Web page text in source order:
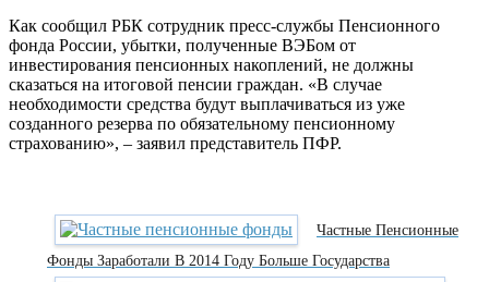
Как сообщил РБК сотрудник пресс-службы Пенсионного
фонда России, убытки, полученные ВЭБом от
инвестирования пенсионных накоплений, не должны
сказаться на итоговой пенсии граждан. «В случае
необходимости средства будут выплачиваться из уже
созданного резерва по обязательному пенсионному
страхованию», – заявил представитель ПФР.
Частные Пенсионные
Фонды Заработали В 2014 Году Больше Государства